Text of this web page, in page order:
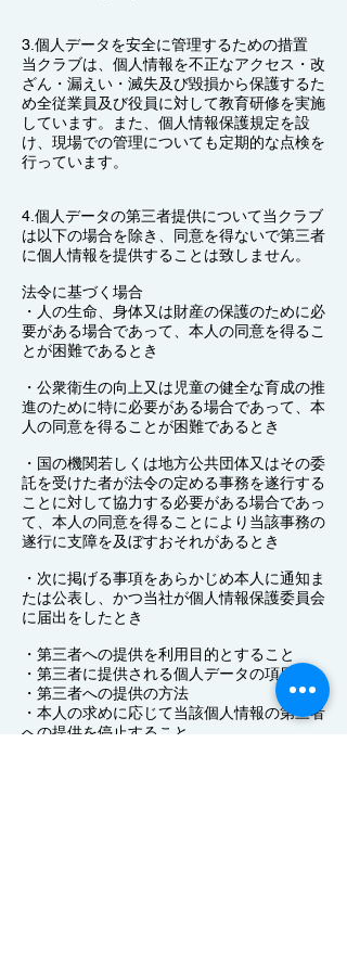
3.個人データを安全に管理するための措置
当クラブは、個人情報を不正なアクセス・改
ざん・漏えい・滅失及び毀損から保護するた
め全従業員及び役員に対して教育研修を実施
しています。また、個人情報保護規定を設
け、現場での管理についても定期的な点検を
行っています。
4.個人データの第三者提供について当クラブ
は以下の場合を除き、同意を得ないで第三者
に個人情報を提供することは致しません。
法令に基づく場合
・人の生命、身体又は財産の保護のために必
要がある場合であって、本人の同意を得るこ
とが困難であるとき
・公衆衛生の向上又は児童の健全な育成の推
進のために特に必要がある場合であって、本
人の同意を得ることが困難であるとき
・国の機関若しくは地方公共団体又はその委
託を受けた者が法令の定める事務を遂行する
ことに対して協力する必要がある場合であっ
て、本人の同意を得ることにより当該事務の
遂行に支障を及ぼすおそれがあるとき
・次に掲げる事項をあらかじめ本人に通知ま
たは公表し、かつ当社が個人情報保護委員会
に届出をしたとき
・第三者への提供を利用目的とすること
・第三者に提供される個人データの項目
・第三者への提供の方法
・本人の求めに応じて当該個人情報の第三者
への提供を停止すること